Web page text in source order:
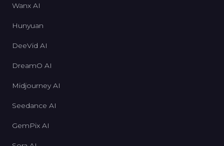
Wanx AI
Hunyuan
DeeVid AI
DreamO AI
Midjourney AI
Seedance AI
GemPix AI